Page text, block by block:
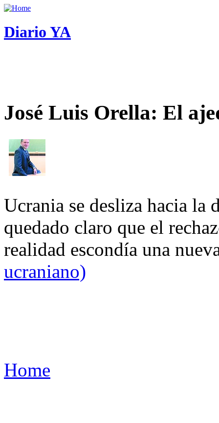
Diario YA
José Luis Orella: El
Ucrania se desliza hacia
quedado claro que el
realidad escondía una
ucraniano)
Home